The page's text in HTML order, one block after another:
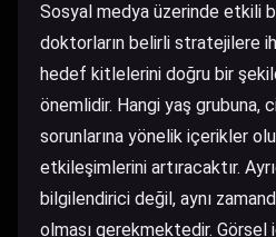
Sosyal medya üzerinde etkili
doktorların belirli stratejilere
hedef kitlelerini doğru bir
önemlidir. Hangi yaş grubuna,
sorunlarına yönelik içerikler
etkileşimlerini artıracaktır.
bilgilendirici değil, aynı
olması gerekmektedir. Görsel